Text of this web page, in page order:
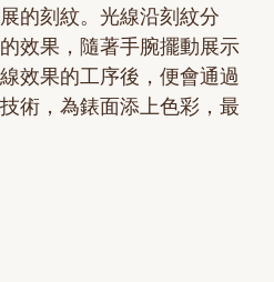
的刻紋。光線沿刻紋分
效果，隨著手腕擺動展示
效果的工序後，便會通過
術，為錶面添上色彩，最